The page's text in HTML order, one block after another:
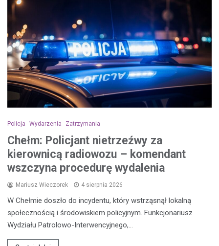
Policja Wydarzenia Zatrzymania
Chełm: Policjant nietrzeźwy za
kierownicą radiowozu – komendant
wszczyna procedurę wydalenia
Mariusz Wieczorek 4 sierpnia 2026
W Chełmie doszło do incydentu, który wstrząsnął lokalną
społecznością i środowiskiem policyjnym. Funkcjonariusz
Wydziału Patrolowo-Interwencyjnego,…